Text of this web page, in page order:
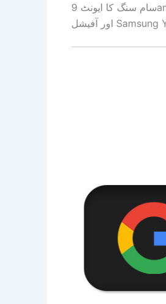
سام سنگ کا ایونٹ 9am ET/6am PT/2pm BST سے Samsung.com، Samsung Newsroom